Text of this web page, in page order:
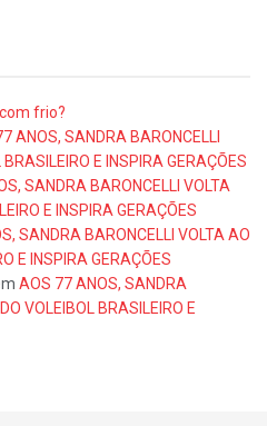
frio?
ANOS, SANDRA BARONCELLI
E INSPIRA GERAÇÕES
SANDRA BARONCELLI VOLTA
E INSPIRA GERAÇÕES
SANDRA BARONCELLI VOLTA AO
E INSPIRA GERAÇÕES
AOS 77 ANOS, SANDRA
VOLEIBOL BRASILEIRO E